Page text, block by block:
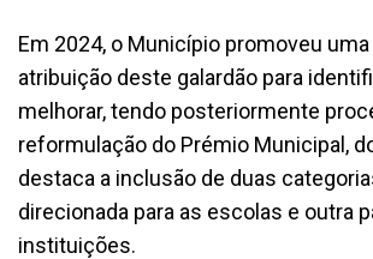
Em 2024, o Município promoveu uma
atribuição deste galardão para
melhorar, tendo posteriormente
reformulação do Prémio Municipal,
destaca a inclusão de duas
direcionada para as escolas e outra
instituições.